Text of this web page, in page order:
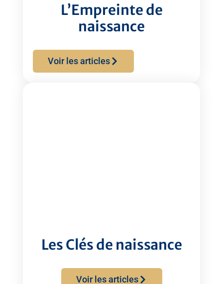
L’Empreinte de
naissance
Voir les articles
Les Clés de naissance
Voir les articles